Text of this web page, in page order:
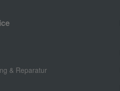
& Reparatur